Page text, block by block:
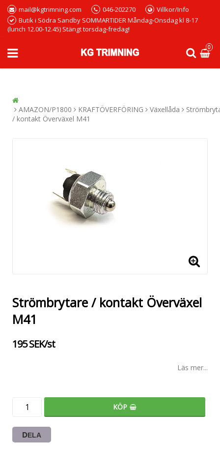
mail@kgtrimning.com 046-202270
Villkor/Info
Butik i Södra Sandby SOMMARTIDER Måndag-Onsdag kl 8-17
(lunch 12.00-12.45) Stängt torsdag-fredag!
0
AMAZON/P1800 KRAFTÖVERFÖRING Växellåda
/ kontakt Överväxel M41
Strömbrytare / kontakt Överväxel
M41
195 SEK/st
Läs mer...
KÖP
DELA